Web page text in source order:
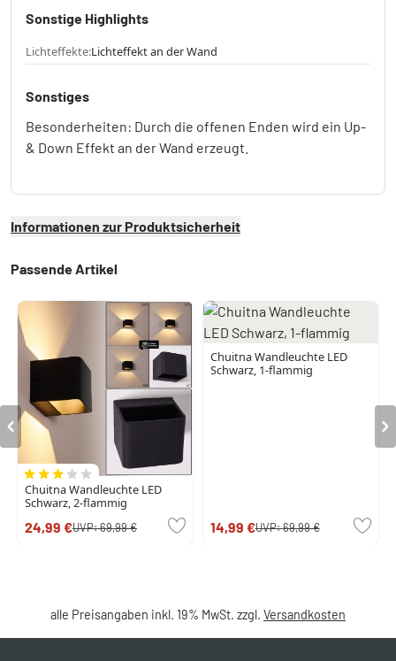
Sonstige Highlights
Lichteffekte:Lichteffekt an der Wand
Sonstiges
Besonderheiten: Durch die offenen Enden wird ein Up-
& Down Effekt an der Wand erzeugt.
Informationen zur Produktsicherheit
Passende Artikel
Chuitna Wandleuchte LED
Schwarz, 2-flammig
24,99 €UVP:69,99 €
Chuitna Wandleuchte LED
Schwarz, 1-flammig
14,99 €UVP:69,99 €
alle Preisangaben inkl. 19% MwSt. zzgl. Versandkosten